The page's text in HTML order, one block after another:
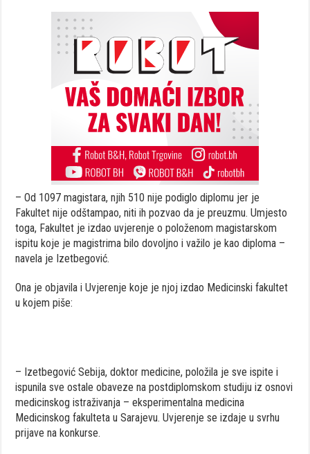
– Od 1097 magistara, njih 510 nije podiglo diplomu jer je
Fakultet nije odštampao, niti ih pozvao da je preuzmu. Umjesto
toga, Fakultet je izdao uvjerenje o položenom magistarskom
ispitu koje je magistrima bilo dovoljno i važilo je kao diploma –
navela je Izetbegović.
Ona je objavila i Uvjerenje koje je njoj izdao Medicinski fakultet
u kojem piše:
– Izetbegović Sebija, doktor medicine, položila je sve ispite i
ispunila sve ostale obaveze na postdiplomskom studiju iz osnovi
medicinskog istraživanja – eksperimentalna medicina
Medicinskog fakulteta u Sarajevu. Uvjerenje se izdaje u svrhu
prijave na konkurse.